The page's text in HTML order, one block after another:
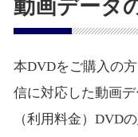
動画データ
本DVDをご購入の
信に対応した動画デ
（利用料金）DVD